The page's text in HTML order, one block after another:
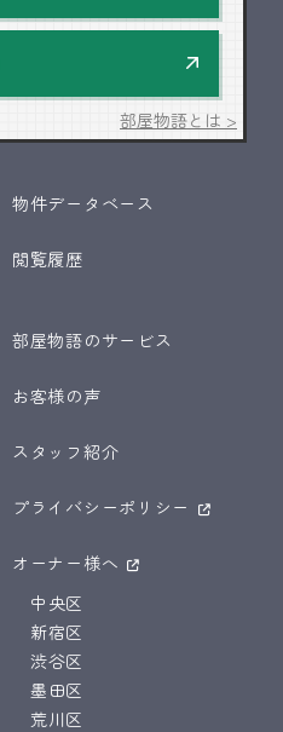
部屋物語とは >
物件データベース
閲覧履歴
部屋物語のサービス
お客様の声
スタッフ紹介
プライバシーポリシー
オーナー様へ
中央区
新宿区
渋谷区
墨田区
荒川区